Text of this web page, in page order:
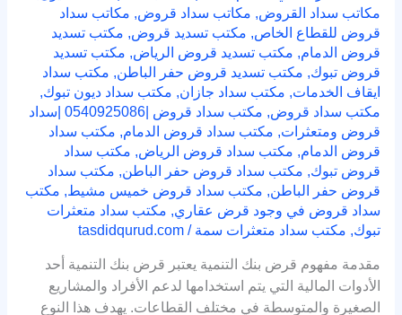
مكاتب سداد القروض, مكاتب سداد قروض, مكاتب سداد
قروض للقطاع الخاص, مكتب تسديد قروض, مكتب تسديد
قروض الدمام, مكتب تسديد قروض الرياض, مكتب تسديد
قروض تبوك, مكتب تسديد قروض حفر الباطن, مكتب سداد
ايقاف الخدمات, مكتب سداد جازان, مكتب سداد ديون تبوك,
مكتب سداد قروض,
مكتب سداد قروض |0540925086 |سداد
قروض ومتعثرات, مكتب سداد قروض الدمام, مكتب سداد
قروض الدمام, مكتب سداد قروض الرياض, مكتب سداد
قروض تبوك, مكتب سداد قروض حفر الباطن, مكتب سداد
قروض حفر الباطن, مكتب سداد قروض خميس مشيط, مكتب
سداد قروض في وجود قرض عقاري, مكتب سداد متعثرات
تبوك, مكتب سداد متعثرات سمة /
tasdidqurud.com
مقدمة مفهوم قرض بنك التنمية يعتبر قرض بنك التنمية أحد
الأدوات المالية التي يتم استخدامها لدعم الأفراد والمشاريع
الصغيرة والمتوسطة في مختلف القطاعات. يهدف هذا النوع